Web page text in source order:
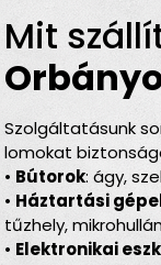
Mit
Szolgáltatásunk
lomokat
• Bútorok: ágy,
• Háztartási
tűzhely,
• Elektronikai